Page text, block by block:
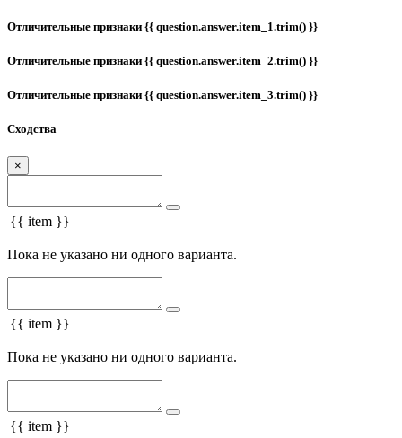
Отличительные признаки {{ question.answer.item_1.trim() }}
Отличительные признаки {{ question.answer.item_2.trim() }}
Отличительные признаки {{ question.answer.item_3.trim() }}
Сходства
×
{{ item }}
Пока не указано ни одного варианта.
{{ item }}
Пока не указано ни одного варианта.
{{ item }}